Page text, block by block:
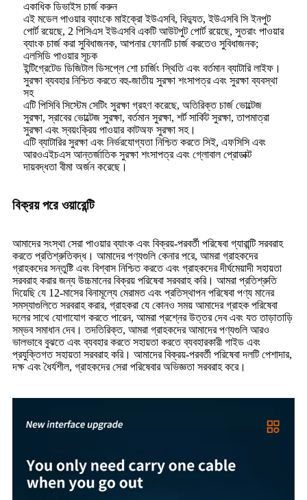
একাধিক ডিভাইস চার্জ করুন
এই মডেল পাওয়ার ব্যাংকে মাইক্রো ইউএসবি, বিদ্যুত, ইউএসবি সি ইনপুট
পোর্ট রয়েছে, 2 পিসিএস ইউএসবি একটি আউটপুট পোর্ট রয়েছে, সুতরাং পাওয়ার
ব্যাংক চার্জ করা সুবিধাজনক, আপনার ফোনটি চার্জ করতেও সুবিধাজনক;
এলসিডি পাওয়ার সূচক
ইন্টিগ্রেটেড ডিজিটাল ডিসপ্লে শো চার্জিং স্থিতি এবং বর্তমান ব্যাটারি লাইফ।
সুরক্ষা ব্যবহার নিশ্চিত করতে বহু-জাতীয় সুরক্ষা শংসাপত্র এবং সুরক্ষা ব্যবস্থা
সহ
এটি পিসিবি সিস্টেম সেটিং সুরক্ষা গ্রহণ করেছে, অতিরিক্ত চার্জ ভোল্টেজ
সুরক্ষা, স্রাবের ভোল্টেজ সুরক্ষা, বর্তমান সুরক্ষা, শর্ট সার্কিট সুরক্ষা, তাপমাত্রা
সুরক্ষা এবং স্বয়ংক্রিয় পাওয়ার কাটঅফ সুরক্ষা সহ।
এটি ব্যাটারির সুরক্ষা এবং নির্ভরযোগ্যতা নিশ্চিত করতে সিই, এফসিসি এবং
আরওএইচএস আন্তর্জাতিক সুরক্ষা শংসাপত্র এবং গ্লোবাল প্রোডাক্ট
দায়বদ্ধতা বীমা অর্জন করেছে।
বিক্রয় পরে ওয়ারেন্টি
আমাদের সংস্থা সেরা পাওয়ার ব্যাংক এবং বিক্রয়-পরবর্তী পরিষেবা গ্যারান্টি সরবরাহ
করতে প্রতিশ্রুতিবদ্ধ। আমাদের পণ্যগুলি কেনার পরে, আমরা গ্রাহকদের
গ্রাহকদের সন্তুষ্টি এবং বিশ্বাস নিশ্চিত করতে এবং গ্রাহকদের দীর্ঘমেয়াদী সহায়তা
সরবরাহ করার জন্য উচ্চমানের বিক্রয় পরিষেবা সরবরাহ করি। আমরা প্রতিশ্রুতি
দিয়েছি যে 12-মাসের বিনামূল্যে মেরামত এবং প্রতিস্থাপন পরিষেবা পণ্য মানের
সমস্যাগুলিতে সরবরাহ করার, গ্রাহকরা যে কোনও সময় আমাদের গ্রাহক পরিষেবা
দলের সাথে যোগাযোগ করতে পারেন, আমরা প্রশ্নের উত্তর দেব এবং যত তাড়াতাড়ি
সম্ভব সমাধান দেব। তদতিরিক্ত, আমরা গ্রাহকদের আমাদের পণ্যগুলি আরও
ভালভাবে বুঝতে এবং ব্যবহার করতে সহায়তা করতে ব্যবহারকারী গাইড এবং
প্রযুক্তিগত সহায়তা সরবরাহ করি। আমাদের বিক্রয়-পরবর্তী পরিষেবা দলটি পেশাদার,
দক্ষ এবং ধৈর্যশীল, গ্রাহকদের সেরা পরিষেবার অভিজ্ঞতা সরবরাহ করে।